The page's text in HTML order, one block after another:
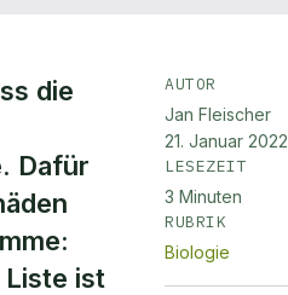
die
Dafür
ist
AUTOR
Jan Fleischer
21. Januar 2022
LESEZEIT
3 Minuten
RUBRIK
Biologie